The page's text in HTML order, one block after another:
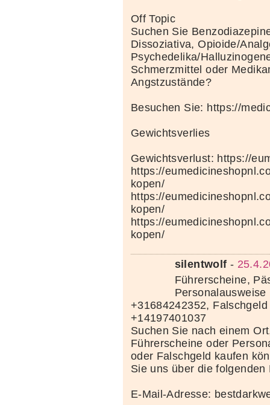
Off Topic
Suchen Sie
Dissoziativa, Opioide/
Psychedelika/
Schmerzmittel oder
Angstzustände?
Besuchen Sie: https://
Gewichtsverlies
Gewichtsverlust: https://
https://
kopen/
https://
kopen/
https://
kopen/
silentwolf -
Führerscheine,
+31684242352,
+14197401037
Suchen Sie nach einem
Führerscheine oder
oder Falschgeld kaufen
Sie uns über die folgenden
E-Mail-Adresse: